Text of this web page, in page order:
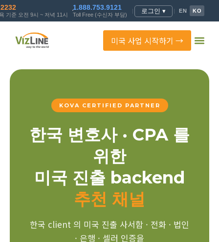
기준 오전 9시 ~ 저녁 11시
1.888.753.9121
Toll Free (수신자 부담)
| 로그인 ▾ | EN KO
미국 사업 시작하기 →
KOVA CERTIFIED PARTNER
한국 변호사 · CPA 를
위한
미국 진출 backend
추천 채널
한국 client 의 미국 진출 사서함 · 전화 · 법인
· 은행 · 셀러 인증을